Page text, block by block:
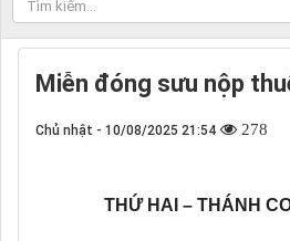
Miễn đóng sưu nộp
Chủ nhật - 10/08/2025 21:54 278
THỨ HAI – THÁNH